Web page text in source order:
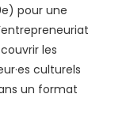
pour une
les
culturels
un format